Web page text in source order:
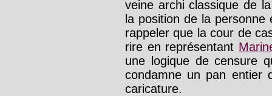
veine archi classique de
la position de la
rappeler que la cour de
rire en représentant
une logique de censure
condamne un pan entier
caricature.